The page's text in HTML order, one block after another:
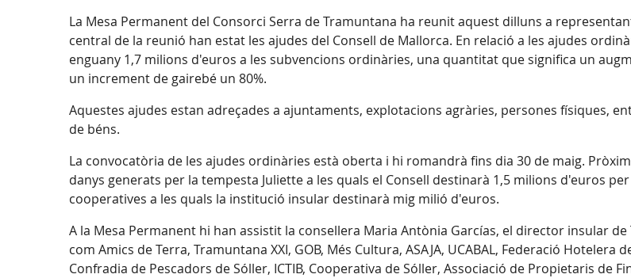
La Mesa Permanent del Consorci Serra de Tramuntana ha reunit aquest dilluns a
central de la reunió han estat les ajudes del Consell de Mallorca. En relació a les ajudes
enguany 1,7 milions d'euros a les subvencions ordinàries, una quantitat que significa un
un increment de gairebé un 80%.
Aquestes ajudes estan adreçades a ajuntaments, explotacions agràries, persones físiques,
de béns.
La convocatòria de les ajudes ordinàries està oberta i hi romandrà fins dia 30 de maig.
danys generats per la tempesta Juliette a les quals el Consell destinarà 1,5 milions d'euros
cooperatives a les quals la institució insular destinarà mig milió d'euros.
A la Mesa Permanent hi han assistit la consellera Maria Antònia Garcías, el director insular
com Amics de Terra, Tramuntana XXI, GOB, Més Cultura, ASAJA, UCABAL, Federació
Confradia de Pescadors de Sóller, ICTIB, Cooperativa de Sóller, Associació de Propietaris de